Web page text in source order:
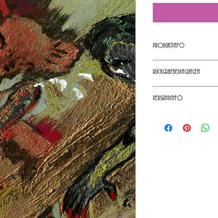
PRODUKTINFO
Art Collection Series:
Size: H 120 cm, L 80
RÜCKGABEBEDINGUNGEN
tun ist, falls diese mit dem
Möglichkeit das Vertrauen
VERSANDINFO
Verpackung und Porto